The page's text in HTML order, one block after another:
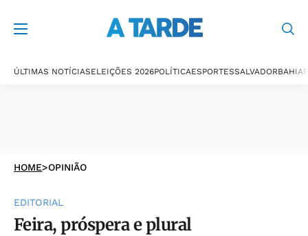
ÚLTIMAS NOTÍCIASELEIÇÕES 2026POLÍTICAESPORTESSALVADORBAHIA
HOME>OPINIÃO
EDITORIAL
Feira, próspera e plural